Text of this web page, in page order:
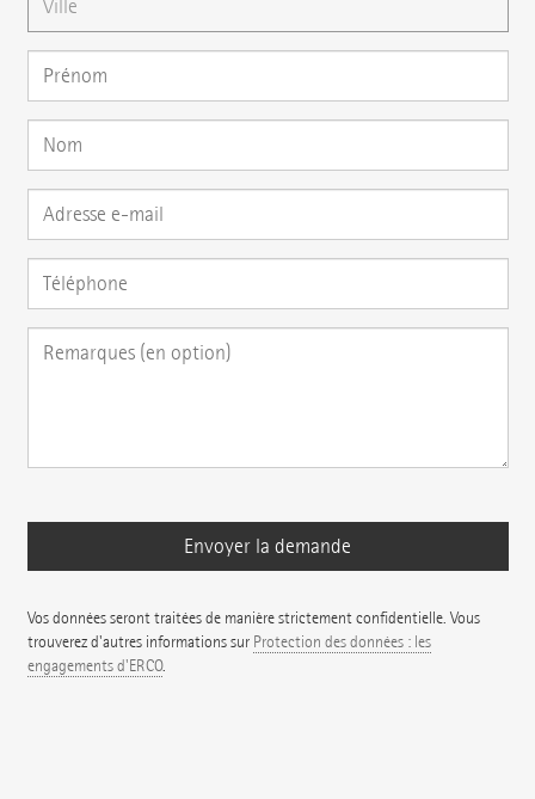
Vos données seront traitées de manière strictement confidentielle. Vous
trouverez d'autres informations sur Protection des données : les
engagements d'ERCO.